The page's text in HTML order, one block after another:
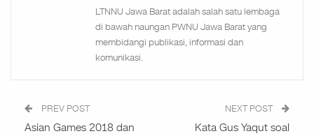
LTNNU Jawa Barat adalah salah satu lembaga
di bawah naungan PWNU Jawa Barat yang
membidangi publikasi, informasi dan
komunikasi.
PREV POST
Asian Games 2018 dan
NEXT POST
Kata Gus Yaqut soal